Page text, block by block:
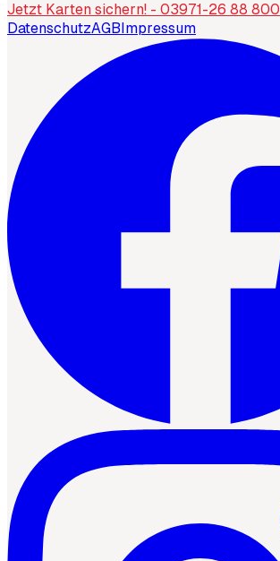
Jetzt Karten sichern! - 03971-26 88 800
DatenschutzAGBImpressum